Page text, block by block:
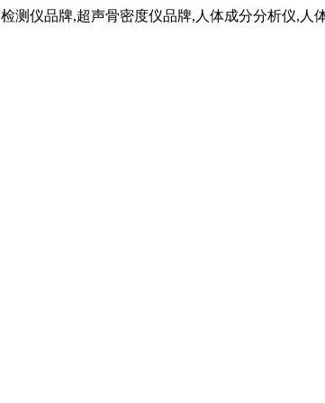
测仪品牌,超声骨密度仪品牌,人体成分分析仪,人